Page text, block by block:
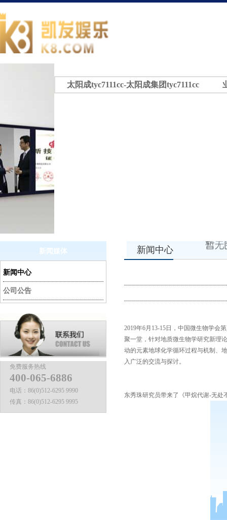
太阳成tyc7111cc-太阳成集团tyc7111cc
新闻媒体
新闻中心
公司公告
免费服务热线
400-065-6886
电话： 86(0)512-6295 9990
传真： 86(0)512-6295 9995
新闻中心
2019年6月13-15日， 中国微生物学会
聚一堂，针对地质微生物学研究新理论
动的元素地球化学循环过程与机制 、
入广泛的交流与探讨。
东秀珠研究员带来了 《甲烷代谢-无处